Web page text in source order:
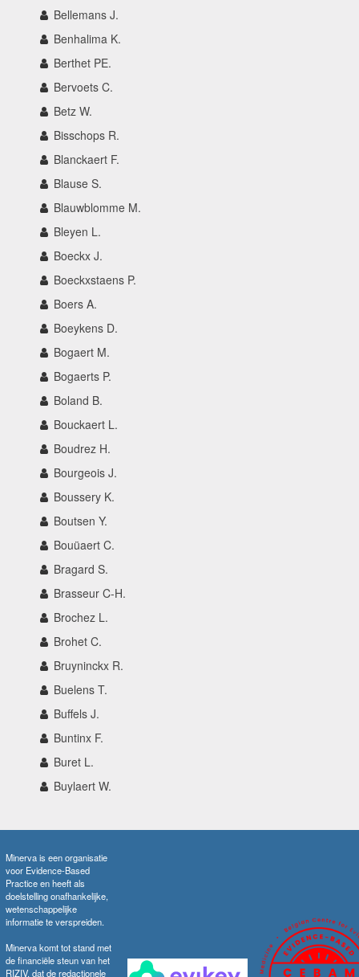
Bellemans J.
Benhalima K.
Berthet PE.
Bervoets C.
Betz W.
Bisschops R.
Blanckaert F.
Blause S.
Blauwblomme M.
Bleyen L.
Boeckx J.
Boeckxstaens P.
Boers A.
Boeykens D.
Bogaert M.
Bogaerts P.
Boland B.
Bouckaert L.
Boudrez H.
Bourgeois J.
Boussery K.
Boutsen Y.
Bouüaert C.
Bragard S.
Brasseur C-H.
Brochez L.
Brohet C.
Bruyninckx R.
Buelens T.
Buffels J.
Buntinx F.
Buret L.
Buylaert W.
Minerva is een organisatie
voor Evidence-Based
Practice en heeft als
doelstelling onafhankelijke,
wetenschappelijke
informatie te verspreiden.
Minerva komt tot stand met
de financiële steun van het
RIZIV, dat de redactionele